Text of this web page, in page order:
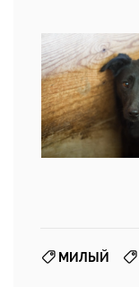
МИЛЫЙ